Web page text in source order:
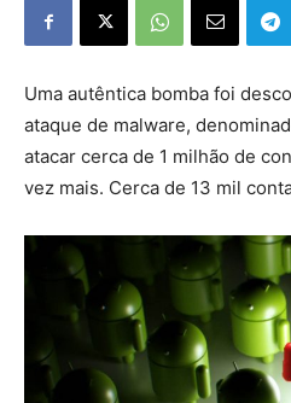
Uma autêntica bomba foi
ataque de malware,
atacar cerca de 1 milhão de
vez mais. Cerca de 13 mil